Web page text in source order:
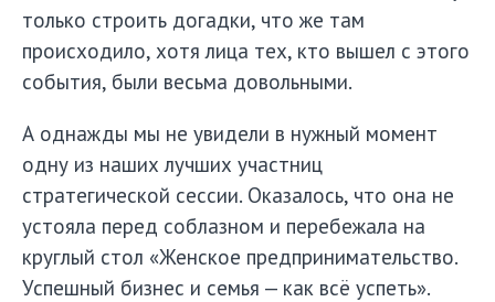
только строить догадки, что же там
происходило, хотя лица тех, кто вышел с этого
события, были весьма довольными.
А однажды мы не увидели в нужный момент
одну из наших лучших участниц
стратегической сессии. Оказалось, что она не
устояла перед соблазном и перебежала на
круглый стол «Женское предпринимательство.
Успешный бизнес и семья — как всё успеть».